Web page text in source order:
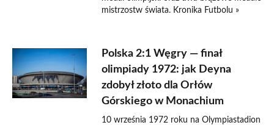
mistrzostw świata. Kronika Futbolu »
Polska 2:1 Węgry — finał
olimpiady 1972: jak Deyna
zdobył złoto dla Orłów
Górskiego w Monachium
10 września 1972 roku na Olympiastadion